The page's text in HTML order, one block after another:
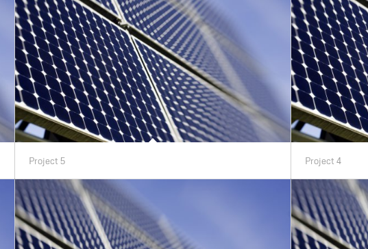
Project 5 Project 4